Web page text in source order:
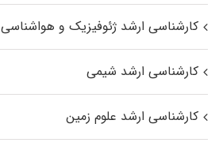
کارشناسی ارشد ژئوفیزیک و هواشناسی
کارشناسی ارشد شیمی
کارشناسی ارشد علوم زمین